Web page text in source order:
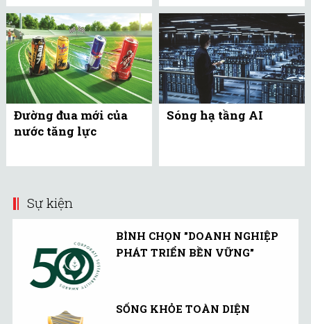
Đường đua mới của
nước tăng lực
Sóng hạ tầng AI
Sự kiện
BÌNH CHỌN "DOANH NGHIỆP
PHÁT TRIỂN BỀN VỮNG"
SỐNG KHỎE TOÀN DIỆN